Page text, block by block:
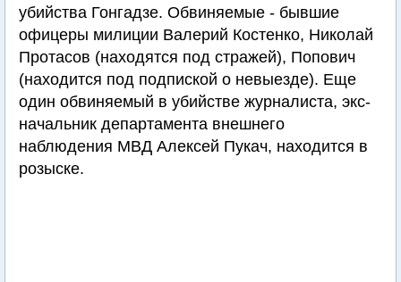
убийства Гонгадзе. Обвиняемые - бывшие
офицеры милиции Валерий Костенко, Николай
Протасов (находятся под стражей), Попович
(находится под подпиской о невыезде). Еще
один обвиняемый в убийстве журналиста, экс-
начальник департамента внешнего
наблюдения МВД Алексей Пукач, находится в
розыске.